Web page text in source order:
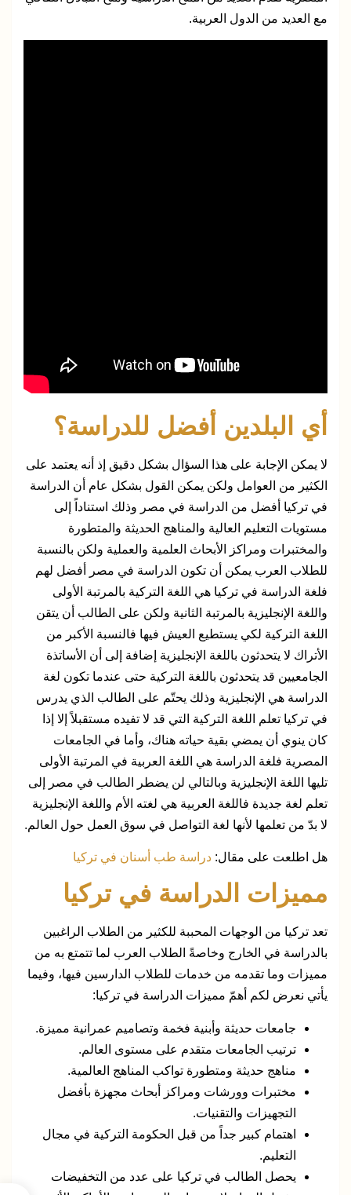
مع العديد من الدول العربية.
أي البلدين أفضل للدراسة؟
لا يمكن الإجابة على هذا السؤال بشكل دقيق إذ أنه يعتمد على
الكثير من العوامل ولكن يمكن القول بشكل عام أن الدراسة
في تركيا أفضل من الدراسة في مصر وذلك استناداً إلى
مستويات التعليم العالية والمناهج الحديثة والمتطورة
والمختبرات ومراكز الأبحاث العلمية والعملية ولكن بالنسبة
للطلاب العرب يمكن أن تكون الدراسة في مصر أفضل لهم
فلغة الدراسة في تركيا هي اللغة التركية بالمرتبة الأولى
واللغة الإنجليزية بالمرتبة الثانية ولكن على الطالب أن يتقن
اللغة التركية لكي يستطيع العيش فيها فالنسبة الأكبر من
الأتراك لا يتحدثون باللغة الإنجليزية إضافة إلى أن الأساتذة
الجامعيين قد يتحدثون باللغة التركية حتى عندما تكون لغة
الدراسة هي الإنجليزية وذلك يحتّم على الطالب الذي يدرس
في تركيا تعلم اللغة التركية التي قد لا تفيده مستقبلاً إلا إذا
كان ينوي أن يمضي بقية حياته هناك، وأما في الجامعات
المصرية فلغة الدراسة هي اللغة العربية في المرتبة الأولى
تليها اللغة الإنجليزية وبالتالي لن يضطر الطالب في مصر إلى
تعلم لغة جديدة فاللغة العربية هي لغته الأم واللغة الإنجليزية
لا بدّ من تعلمها لأنها لغة التواصل في سوق العمل حول العالم.
هل اطلعت على مقال: دراسة طب أسنان في تركيا
مميزات الدراسة في تركيا
تعد تركيا من الوجهات المحببة للكثير من الطلاب الراغبين
بالدراسة في الخارج وخاصةً الطلاب العرب لما تتمتع به من
مميزات وما تقدمه من خدمات للطلاب الدارسين فيها، وفيما
يأتي نعرض لكم أهمّ مميزات الدراسة في تركيا:
جامعات حديثة وأبنية فخمة وتصاميم عمرانية مميزة.
ترتيب الجامعات متقدم على مستوى العالم.
مناهج حديثة ومتطورة تواكب المناهج العالمية.
مختبرات وورشات ومراكز أبحاث مجهزة بأفضل
التجهيزات والتقنيات.
اهتمام كبير جداً من قبل الحكومة التركية في مجال
التعليم.
يحصل الطالب في تركيا على عدد من التخفيضات